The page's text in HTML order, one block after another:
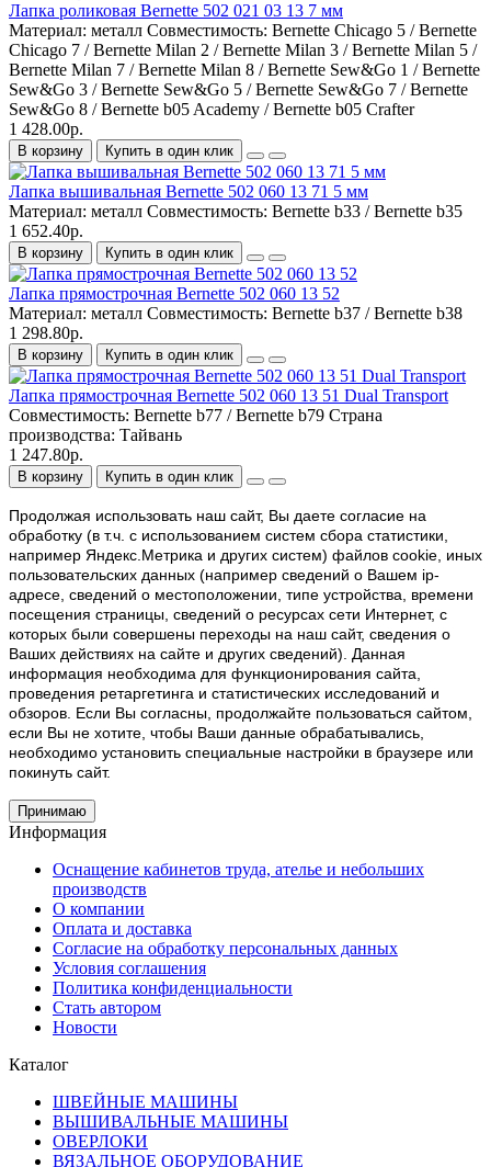
Лапка роликовая Bernette 502 021 03 13 7 мм
Материал: металл Совместимость: Bernette Chicago 5 / Bernette
Chicago 7 / Bernette Milan 2 / Bernette Milan 3 / Bernette Milan 5 /
Bernette Milan 7 / Bernette Milan 8 / Bernette Sew&Go 1 / Bernette
Sew&Go 3 / Bernette Sew&Go 5 / Bernette Sew&Go 7 / Bernette
Sew&Go 8 / Bernette b05 Academy / Bernette b05 Crafter
1 428.00р.
В корзину Купить в один клик
Лапка вышивальная Bernette 502 060 13 71 5 мм
Материал: металл Совместимость: Bernette b33 / Bernette b35
1 652.40р.
В корзину Купить в один клик
Лапка прямострочная Bernette 502 060 13 52
Материал: металл Совместимость: Bernette b37 / Bernette b38
1 298.80р.
В корзину Купить в один клик
Лапка прямострочная Bernette 502 060 13 51 Dual Transport
Совместимость: Bernette b77 / Bernette b79 Страна
производства: Тайвань
1 247.80р.
В корзину Купить в один клик
Продолжая использовать наш cайт, Вы даете согласие на
обработку (в т.ч. с использованием систем сбора статистики,
например Яндекс.Метрика и других систем) файлов cookie, иных
пользовательских данных (например сведений о Вашем ip-
адресе, сведений о местоположении, типе устройства, времени
посещения страницы, сведений о ресурсах сети Интернет, с
которых были совершены переходы на наш сайт, сведения о
Ваших действиях на сайте и других сведений). Данная
информация необходима для функционирования сайта,
проведения ретаргетинга и статистических исследований и
обзоров. Если Вы согласны, продолжайте пользоваться сайтом,
если Вы не хотите, чтобы Ваши данные обрабатывались,
необходимо установить специальные настройки в браузере или
покинуть сайт.
Принимаю
Информация
Оснащение кабинетов труда, ателье и небольших
производств
О компании
Оплата и доставка
Согласие на обработку персональных данных
Условия соглашения
Политика конфиденциальности
Стать автором
Новости
Каталог
ШВЕЙНЫЕ МАШИНЫ
ВЫШИВАЛЬНЫЕ МАШИНЫ
ОВЕРЛОКИ
ВЯЗАЛЬНОЕ ОБОРУДОВАНИЕ